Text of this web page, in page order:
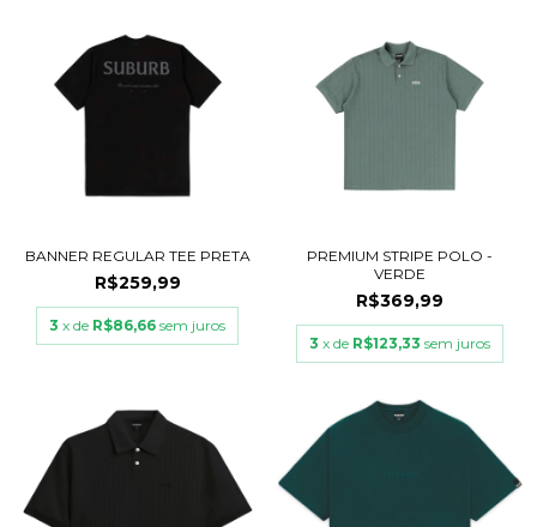
BANNER REGULAR TEE PRETA
R$259,99
3 x de R$86,66 sem juros
PREMIUM STRIPE POLO -
VERDE
R$369,99
3 x de R$123,33 sem juros